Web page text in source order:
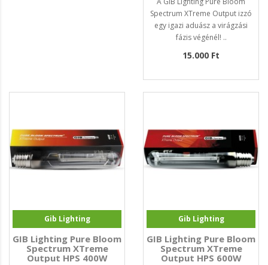
Spectrum XTreme Output izzó
egy igazi aduász a virágzási
fázis végénél! ..
15.000 Ft
Gib Lighting
GIB Lighting Pure Bloom
Spectrum XTreme
Output HPS 400W
Gib Lighting
GIB Lighting Pure Bloom
Spectrum XTreme
Output HPS 600W